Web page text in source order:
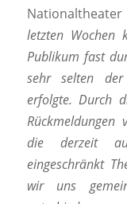
letzten Wochen
Publikum fast
sehr selten der
erfolgte. Durch
Rückmeldungen
die derzeit
eingeschränkt
wir uns